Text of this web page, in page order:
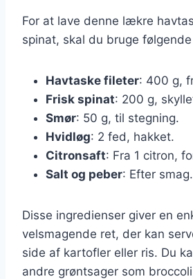
For at lave denne lækre
spinat, skal du bruge
Havtaske fileter: 400 g,
Frisk spinat: 200 g,
Smør: 50 g, til stegning.
Hvidløg: 2 fed, hakket.
Citronsaft: Fra 1 citron,
Salt og peber: Efter smag.
Disse ingredienser giver en
velsmagende ret, der kan
side af kartofler eller ris. Du
andre grøntsager som